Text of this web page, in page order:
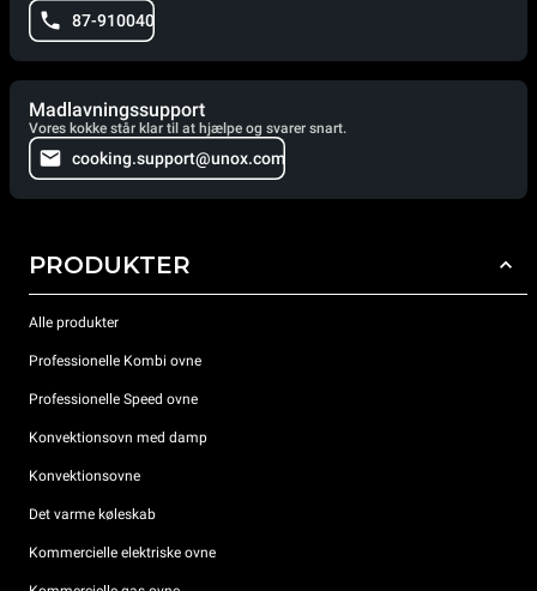
87-910040
Madlavningssupport
Vores kokke står klar til at hjælpe og svarer snart.
cooking.support@unox.com
PRODUKTER
Alle produkter
Professionelle Kombi ovne
Professionelle Speed ovne
Konvektionsovn med damp
Konvektionsovne
Det varme køleskab
Kommercielle elektriske ovne